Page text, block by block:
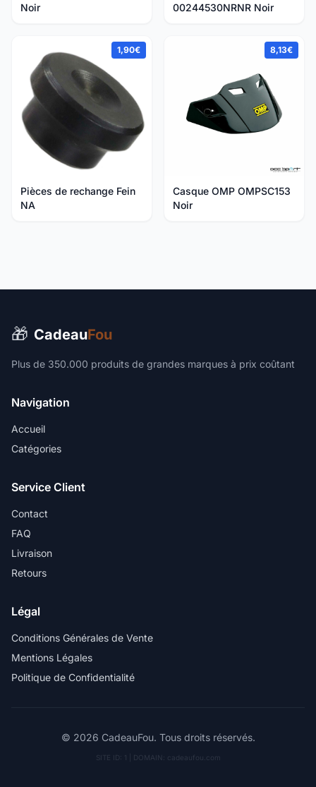
Noir
00244530NRNR Noir
1,90€
Pièces de rechange Fein
NA
8,13€
Casque OMP OMPSC153
Noir
🎁 CadeauFou
Plus de 350.000 produits de grandes marques à prix coûtant
Navigation
Accueil
Catégories
Service Client
Contact
FAQ
Livraison
Retours
Légal
Conditions Générales de Vente
Mentions Légales
Politique de Confidentialité
© 2026 CadeauFou. Tous droits réservés.
SITE ID: 1 | DOMAIN: cadeaufou.com